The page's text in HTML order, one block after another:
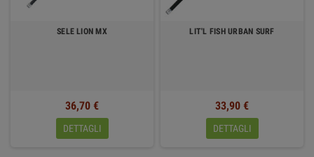
SELE LION MX
36,70 €
DETTAGLI
LIT'L FISH URBAN SURF
33,90 €
DETTAGLI